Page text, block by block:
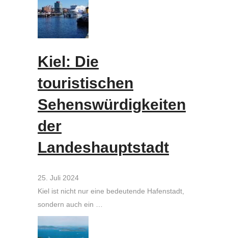
Kiel: Die
touristischen
Sehenswürdigkeiten
der
Landeshauptstadt
25. Juli 2024
Kiel ist nicht nur eine bedeutende Hafenstadt,
sondern auch ein …